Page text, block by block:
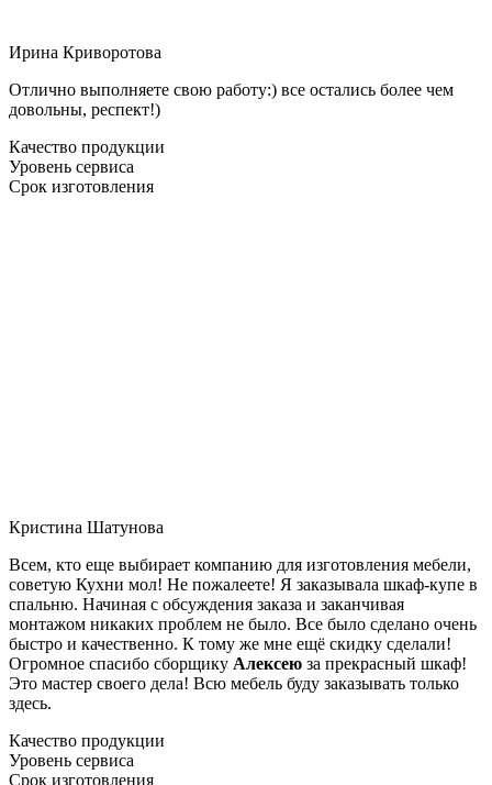
Ирина Криворотова
Отлично выполняете свою работу:) все остались более чем
довольны, респект!)
Качество продукции
Уровень сервиса
Срок изготовления
Кристина Шатунова
Всем, кто еще выбирает компанию для изготовления мебели,
советую Кухни мол! Не пожалеете! Я заказывала шкаф-купе в
спальню. Начиная с обсуждения заказа и заканчивая
монтажом никаких проблем не было. Все было сделано очень
быстро и качественно. К тому же мне ещё скидку сделали!
Огромное спасибо сборщику Алексею за прекрасный шкаф!
Это мастер своего дела! Всю мебель буду заказывать только
здесь.
Качество продукции
Уровень сервиса
Срок изготовления